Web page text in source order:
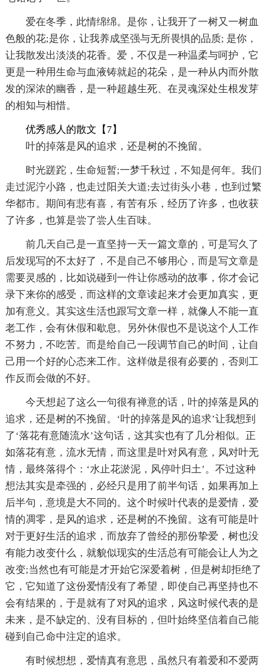
爱在冬季，此情绵绵。是你，让我开了一树又一树血
色般的花;是你，让我养成坚强与无所畏惧的品质; 是你，
让我散发出淡淡的花香。爱，不仅是一种温柔与呵护，它
更是一种用生命与血液铸就起的花朵，是一种从内而外散
发的深浓的幽香，是一种超越生死、在灵魂深处生根发芽
的相知与相惜。
优秀感人的散文【7】
叶的掉落是风的追求，还是树的不挽留。
时光蹉跎，生命短暂;一梦千秋过，不知是何年。我们
走过泥泞小路，也走过阳关大道;去过街头小巷，也到过繁
华都市。期间有悲有喜，有苦有乐，经历了许多，也收获
了许多，也算是尝了尝人生百味。
前几天自己是一直坚持一天一篇文章的，可是写久了
后发现写的不太好了，不是自己不够用心，而是写文章是
需要灵感的，比如说碰到一件让你感动的故事，你才会记
录下来你的感受，而这样的文章读起来才会更加真实，更
加有意义。其实这生活也跟写文章一样，就像人不能一直
老工作，会有休假和歇息。另外休假也不是说这个人工作
不努力，不吃苦。而是给自己一段调节自己的时间，让自
己用一个好的心态来工作。这样做是很有必要的，否则工
作反而会做的不好。
今天想起了这么一句很有禅意的话，叶的掉落是风的
追求，还是树的不挽留。‘叶的掉落是风的追求’让我想到
了‘落花有意随流水’这句话，这其实也有了几分相似。正
如落花有意，流水无情，而这里是叶对风有意，风对叶无
情，最终落得个：‘水止花淤泥，风停叶归土’。不过这种
想法其实是牵强的，必经只是用了前半句话，如果再加上
后半句，意境是大不同的。这个时候叶代表的是爱情，爱
情的凋零，是风的追求，还是树的不挽留。这有可能是叶
对于更好生活的追求，而放弃了曾经的那份挚爱，树也没
有能力改变什么，就貌似现实的生活总有可能会让人为之
改变;当然也有可能是才开始它深爱着树，但是树却拒绝了
它，它知道了这份爱情没有了希望，即使自己再坚持也不
会有结果的，于是就有了对风的追求，风这时候代表的是
未来，是不缺定的、没有目标的，但叶始终坚信着自己能
碰到自己命中注定的追求。
有时候想想，爱情真有意思，虽然只有着爱和不爱两